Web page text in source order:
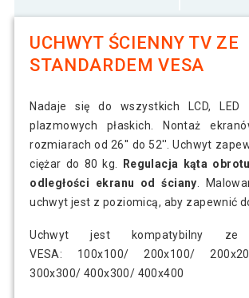
UCHWYT ŚCIENNY TV ZE
STANDARDEM VESA
Nadaje się do wszystkich LCD, LED
plazmowych płaskich. Nontaż
rozmiarach od 26'' do 52''. Uchwyt
ciężar do 80 kg.
Regulacja kąta
odległości ekranu od ściany.
uchwyt jest z poziomicą, aby zapewnić
Uchwyt jest kompatybilny ze
VESA: 100x100/ 200x100/
300x300/ 400x300/ 400x400